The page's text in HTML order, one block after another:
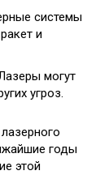
системы
и
могут
угроз.
годы
этой